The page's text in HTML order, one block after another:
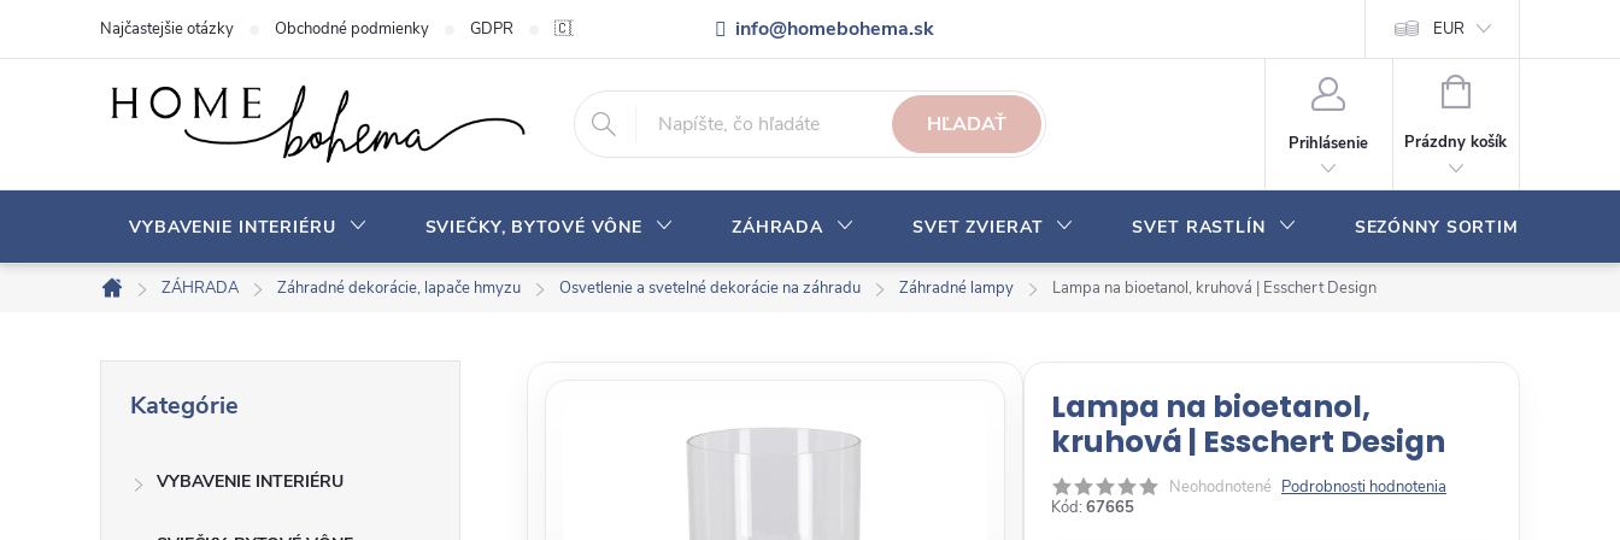
ť
info@homebohema.sk
Najčastejšie otázky Obchodné podmienky GDPR 🇨🇿 Pro zákazníky z České republiky Veľkoobchodná spolupráca EUR
HĽADAŤ
Prihlásenie
N
K
N
Prázdny košík
VYBAVENIE INTERIÉRU SVIEČKY, BYTOVÉ VÔNE ZÁHRADA SVET ZVIERAT SVET RASTLÍN SEZÓNNY SORTIMENT
m
ZÁHRADA Záhradné dekorácie, lapače hmyzu Osvetlenie a svetelné dekorácie na záhradu Záhradné lampy Lampa na bioetanol, kruhová | Esschert Design
Kategórie
VYBAVENIE INTERIÉRU
Lampa na bioetanol,
kruhová | Esschert Design
Neohodnotené Podrobnosti hodnotenia
Kód: 67665